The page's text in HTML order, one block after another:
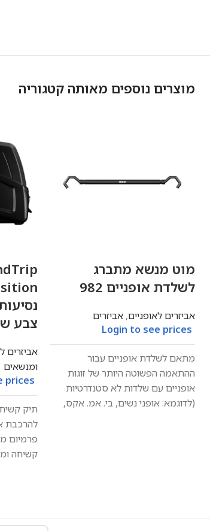
מוצרים נוספים מאותה קטגוריה
מוט מנשא מתברג
לשלדת אופניים 982
אביזרים לאופניים,אביזרים
Login to see prices
מתאם לשלדת אופניים עבור
ההתאמה הפשוטה היותר של זוגות
אופניים עם שלדות לא סטנדרטיות
(לדוגמא: אופני נשים, בי. אמ. אקס,
צבע
אביזרים
ומנשאים
prices
תיק
להרכבת
פרמיום
קשיחה